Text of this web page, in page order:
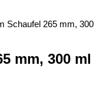
Schaufel 265 mm, 300
mm, 300 ml